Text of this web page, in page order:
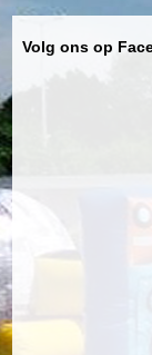
Volg ons op